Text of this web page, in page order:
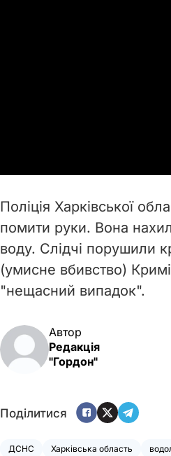
Поліція Харківської
помити руки. Вона
воду. Слідчі порушили
(умисне вбивство)
"нещасний випадок".
Автор
Редакція
"Гордон"
Поділитися
ДСНС Харківська область